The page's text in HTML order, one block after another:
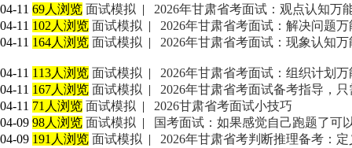
04-11 69人浏览 面试模拟 |
2026年甘肃省考面试：观点认知万
04-11 102人浏览 面试模拟 |
2026年甘肃省考面试：解决问题
04-11 164人浏览 面试模拟 | 2026年甘肃省考面试：现象认知
04-11 113人浏览 面试模拟 |
2026年甘肃省考面试：组织计划
04-11 167人浏览 面试模拟 |
2026年甘肃省考面试备考指导，
04-11 71人浏览 面试模拟 |
2026甘肃省考面试小技巧
04-09 98人浏览 面试模拟 |
国考面试：如果感觉自己跑题了可
04-09 191人浏览 面试模拟 |
2026年甘肃省考判断推理备考：